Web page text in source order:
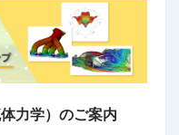
力学）のご案内